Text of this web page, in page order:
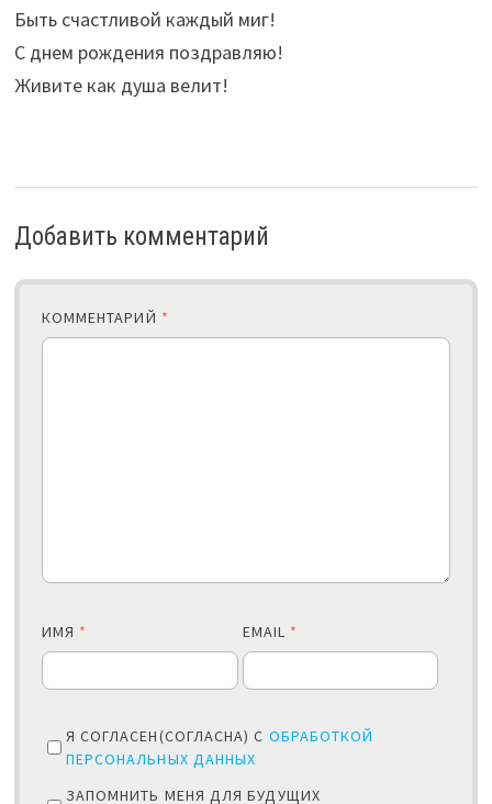
Быть счастливой каждый миг!
С днем рождения поздравляю!
Живите как душа велит!
Добавить комментарий
КОММЕНТАРИЙ *
ИМЯ * EMAIL *
Я СОГЛАСЕН(СОГЛАСНА) С ОБРАБОТКОЙ
ПЕРСОНАЛЬНЫХ ДАННЫХ
ЗАПОМНИТЬ МЕНЯ ДЛЯ БУДУЩИХ